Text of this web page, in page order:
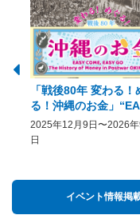
「戦後80年 変わる！
る！沖縄のお金」
COME, EASY GO －
History of Money in
2025年12月9日〜2026
日
イベント情報掲